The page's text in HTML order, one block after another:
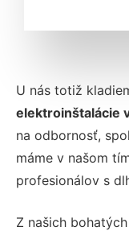
U nás totiž
elektroinštalácie
na odbornosť,
máme v našom
profesionálov s
Z našich